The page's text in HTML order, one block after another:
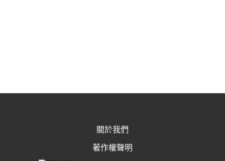
關於我們
著作權聲明